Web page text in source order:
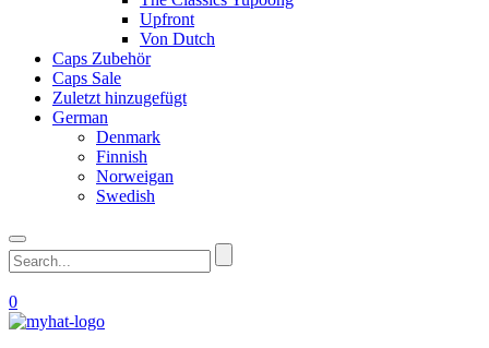
Upfront
Von Dutch
Caps Zubehör
Caps Sale
Zuletzt hinzugefügt
German
Denmark
Finnish
Norweigan
Swedish
0